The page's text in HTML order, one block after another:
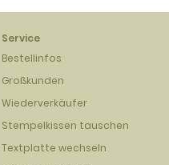
Service
Bestellinfos
Großkunden
Wiederverkäufer
Stempelkissen tauschen
Textplatte wechseln